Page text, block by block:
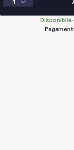
Disponibile